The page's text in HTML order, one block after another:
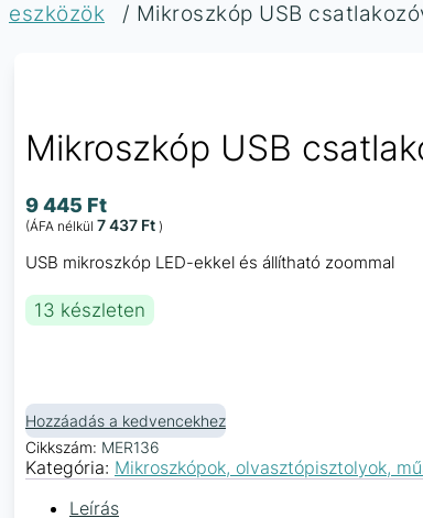
eszközök
/ Mikroszkóp USB
Mikroszkóp USB
9 445 Ft
(ÁFA nélkül 7 437 Ft )
USB mikroszkóp LED-ekkel és állítható zoommal
13 készleten
Hozzáadás a kedvencekhez
Cikkszám: MER136
Kategória: Mikroszkópok, olvasztópisztolyok,
Leírás